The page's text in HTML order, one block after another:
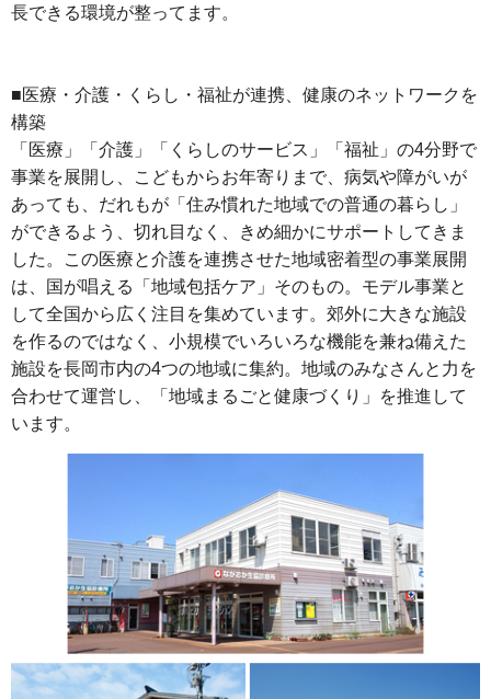
長できる環境が整ってます。
■医療・介護・くらし・福祉が連携、健康のネットワークを
構築
「医療」「介護」「くらしのサービス」「福祉」の4分野で
事業を展開し、こどもからお年寄りまで、病気や障がいが
あっても、だれもが「住み慣れた地域での普通の暮らし」
ができるよう、切れ目なく、きめ細かにサポートしてきま
した。この医療と介護を連携させた地域密着型の事業展開
は、国が唱える「地域包括ケア」そのもの。モデル事業と
して全国から広く注目を集めています。郊外に大きな施設
を作るのではなく、小規模でいろいろな機能を兼ね備えた
施設を長岡市内の4つの地域に集約。地域のみなさんと力を
合わせて運営し、「地域まるごと健康づくり」を推進して
います。